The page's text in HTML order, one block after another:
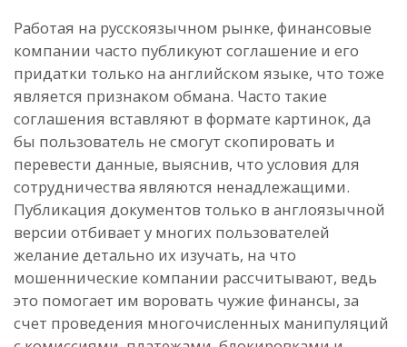
Работая на русскоязычном рынке, финансовые
компании часто публикуют соглашение и его
придатки только на английском языке, что тоже
является признаком обмана. Часто такие
соглашения вставляют в формате картинок, да
бы пользователь не смогут скопировать и
перевести данные, выяснив, что условия для
сотрудничества являются ненадлежащими.
Публикация документов только в англоязычной
версии отбивает у многих пользователей
желание детально их изучать, на что
мошеннические компании рассчитывают, ведь
это помогает им воровать чужие финансы, за
счет проведения многочисленных манипуляций